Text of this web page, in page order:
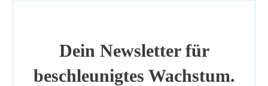
Dein Newsletter für
beschleunigtes Wachstum.